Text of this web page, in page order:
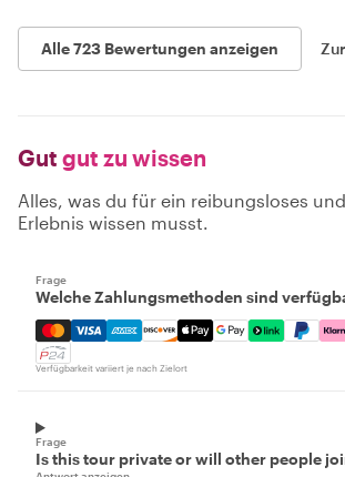
Alle 723 Bewertungen anzeigen
Gut gut zu wissen
Alles, was du für ein reibungsloses
Erlebnis wissen musst.
Frage
Welche Zahlungsmethoden sind
Mastercard, Visa, Amex, Discover,
Verfügbarkeit variiert je nach Zielort
Frage
Is this tour private or will other people